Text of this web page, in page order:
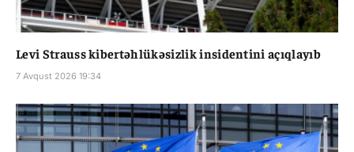
Levi Strauss kibertəhlükəsizlik insidentini açıqlayıb
7 Avqust 2026 19:34